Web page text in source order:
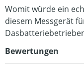
Womit würde ein
diesem Messgerät
Bewertungen